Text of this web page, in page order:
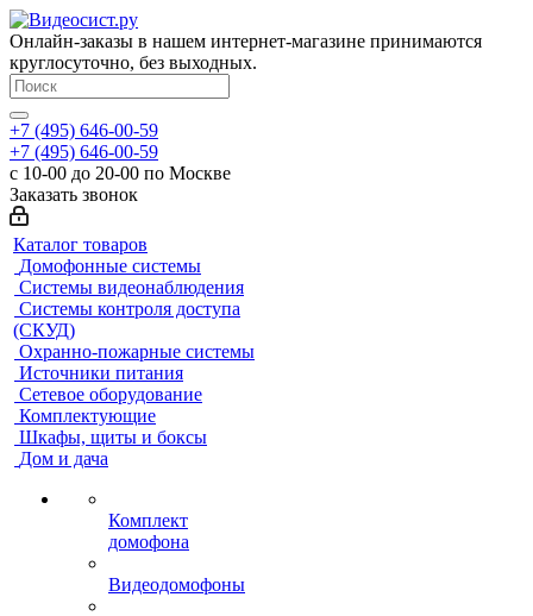
Онлайн-заказы в нашем интернет-магазине принимаются
круглосуточно, без выходных.
+7 (495) 646-00-59
+7 (495) 646-00-59
с 10-00 до 20-00 по Москве
Заказать звонок
Каталог товаров
Домофонные системы
Системы видеонаблюдения
Системы контроля доступа
(СКУД)
Охранно-пожарные системы
Источники питания
Сетевое оборудование
Комплектующие
Шкафы, щиты и боксы
Дом и дача
Комплект
домофона
Видеодомофоны